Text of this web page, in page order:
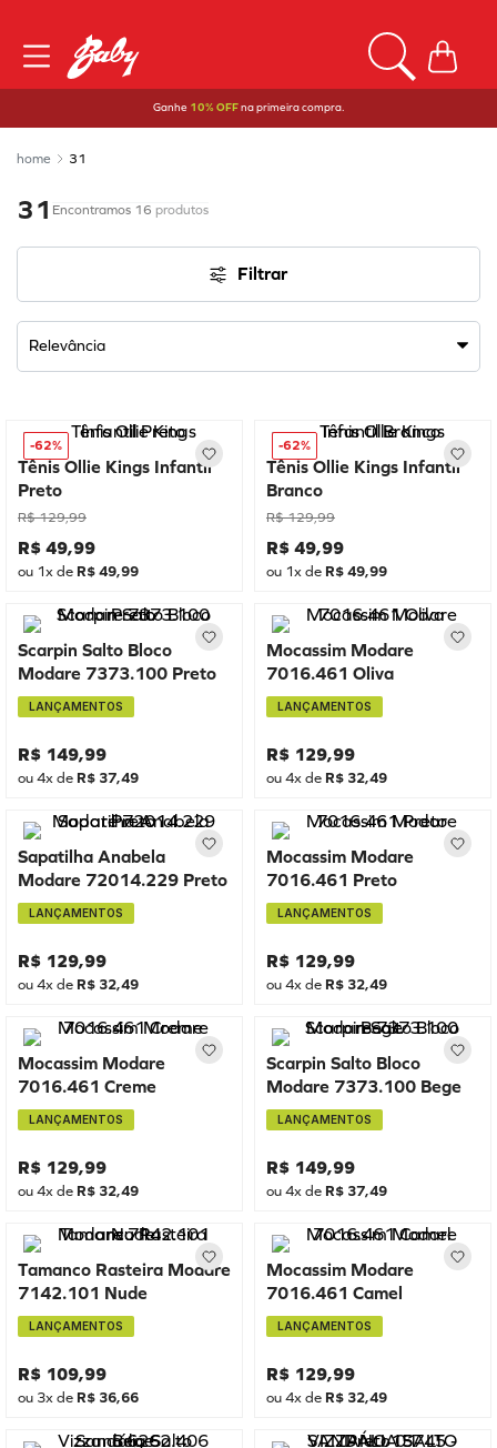
Ganhe 10% OFFna primeira compra.
31
31 16 produtos
Filtrar
Relevância
-62%
Tênis Ollie Kings Infantil
Preto
R$ 129,99
R$ 49,99
ou 1x de R$49,99
-62%
Tênis Ollie Kings Infantil
Branco
R$ 129,99
R$ 49,99
ou 1x de R$49,99
Scarpin Salto Bloco
Modare 7373.100 Preto
LANÇAMENTOS
R$ 149,99
ou4x de R$ 37,49
Mocassim Modare
7016.461 Oliva
LANÇAMENTOS
R$ 129,99
ou4x de R$ 32,49
Sapatilha Anabela
Modare 72014.229 Preto
LANÇAMENTOS
R$ 129,99
ou4x de R$ 32,49
Mocassim Modare
7016.461 Preto
LANÇAMENTOS
R$ 129,99
ou4x de R$ 32,49
Mocassim Modare
7016.461 Creme
LANÇAMENTOS
R$ 129,99
ou4x de R$ 32,49
Scarpin Salto Bloco
Modare 7373.100 Bege
LANÇAMENTOS
R$ 149,99
ou4x de R$ 37,49
Tamanco Rasteira Modare
7142.101 Nude
LANÇAMENTOS
R$ 109,99
ou 3x de R$ 36,66
Mocassim Modare
7016.461 Camel
LANÇAMENTOS
R$ 129,99
ou4x de R$ 32,49